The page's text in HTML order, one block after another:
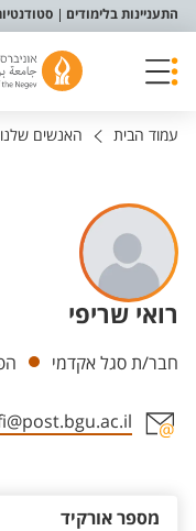
תפריט נגישות
התעניינות בלימודים
עמוד הבית האנשים
רואי שריפי
יחידות
חבר/ת סגל אקדמי
מספר אורקיד